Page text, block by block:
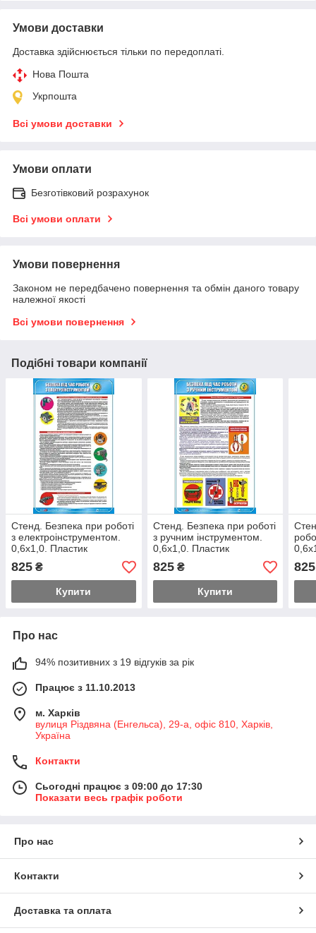
Умови доставки
Доставка здійснюється тільки по передоплаті.
Нова Пошта
Укрпошта
Всі умови доставки
Умови оплати
Безготівковий розрахунок
Всі умови оплати
Умови повернення
Законом не передбачено повернення та обмін даного товару
належної якості
Всі умови повернення
Подібні товари компанії
Стенд. Безпека при роботі
з електроінструментом.
0,6х1,0. Пластик
825 ₴
Купити
Стенд. Безпека при роботі
з ручним інструментом.
0,6х1,0. Пластик
825₴
Купити
825
Про нас
94% позитивних з 19 відгуків за рік
Працює з 11.10.2013
м. Харків
вулиця Різдвяна (Енгельса), 29-а, офіс 810, Харків,
Україна
Контакти
Сьогодні працює з 09:00 до 17:30
Показати весь графік роботи
Про нас
Контакти
Доставка та оплата